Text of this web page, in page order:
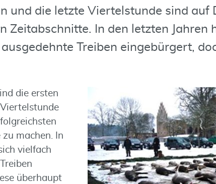
und die letzte Viertelstunde sind auf
Zeitabschnitte. In den letzten Jahren
Treiben eingebürgert,
die ersten
machen. In
vielfach
überhaupt